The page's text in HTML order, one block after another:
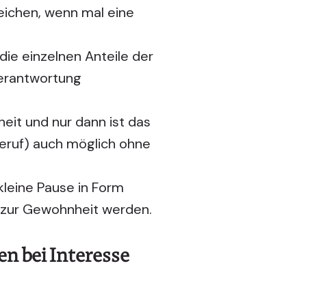
wenn mal eine
einzelnen Anteile der
und nur dann ist das
auch möglich ohne
Pause in Form
Gewohnheit werden.
bei Interesse